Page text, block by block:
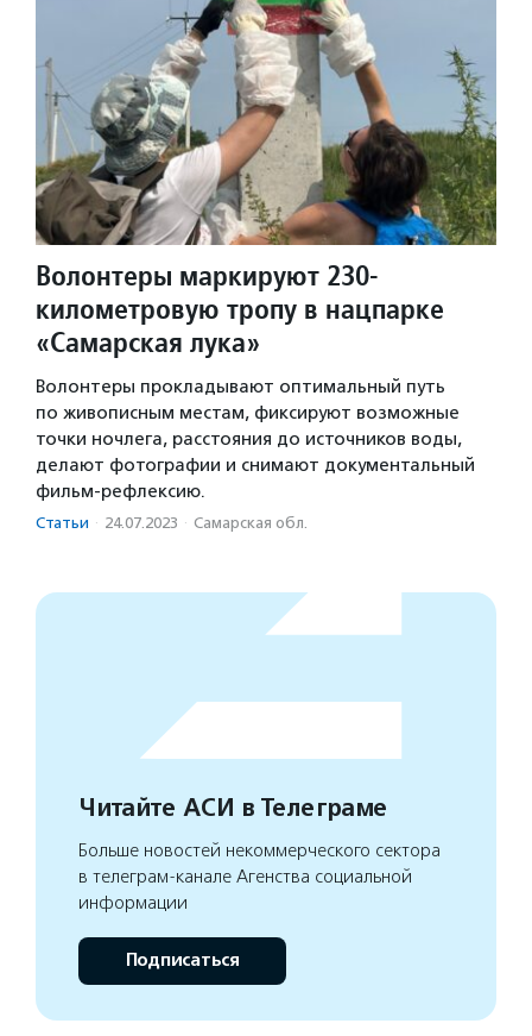
Волонтеры маркируют 230-
километровую тропу в нацпарке
«Самарская лука»
Волонтеры прокладывают оптимальный путь
по живописным местам, фиксируют возможные
точки ночлега, расстояния до источников воды,
делают фотографии и снимают документальный
фильм-рефлексию.
Статьи · 24.07.2023 · Самарская обл.
Читайте АСИ в Телеграме
Больше новостей некоммерческого сектора
в телеграм-канале Агенства социальной
информации
Подписаться